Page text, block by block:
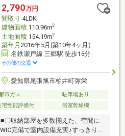
2,790万円
間取り 4LDK
建物面積110.96m2
土地面積154.19m2
築年月 2016年5月(築10年4ヶ月)
名鉄瀬戸線 三郷駅 徒歩15分
その他の交通
愛知県尾張旭市柏井町弥栄
市ガス
駐車場あり
宅性能評価付 浴室乾燥機
収納部屋を多数揃えた、空間に
完備で室内設備充実♪すっきりと